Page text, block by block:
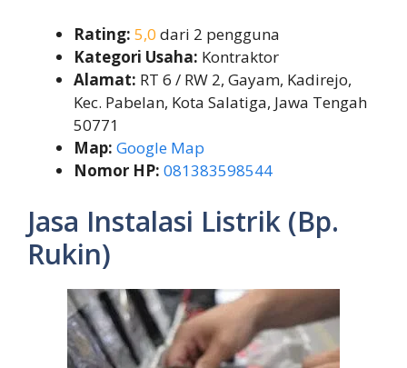
Rating: 5,0 dari 2 pengguna
Kategori Usaha: Kontraktor
Alamat: RT 6 / RW 2, Gayam, Kadirejo,
Kec. Pabelan, Kota Salatiga, Jawa Tengah
50771
Map: Google Map
Nomor HP: 081383598544
Jasa Instalasi Listrik (Bp.
Rukin)